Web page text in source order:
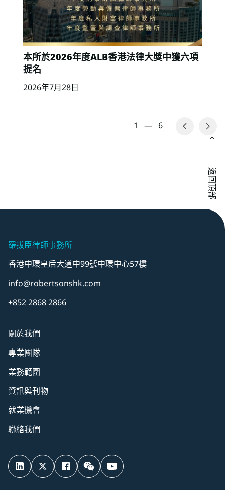
本所於2026年度ALB香港法律大獎中獲六項
提名
2026年7月28日
1 — 6
返回頂部
關於我們
專業團隊
業務範圍
資訊與刊物
就業機會
聯絡我們
羅拔臣律師事務所
香港中環皇后大道中99號中環中心57樓
info@robertsonshk.com
+852 2868 2866